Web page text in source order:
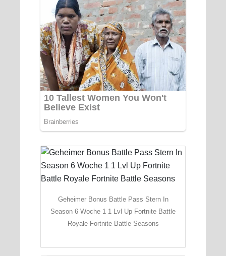
Geheimer Bonus Battle Pass Stern In
Season 6 Woche 1 1 Lvl Up Fortnite Battle
Royale Fortnite Battle Seasons